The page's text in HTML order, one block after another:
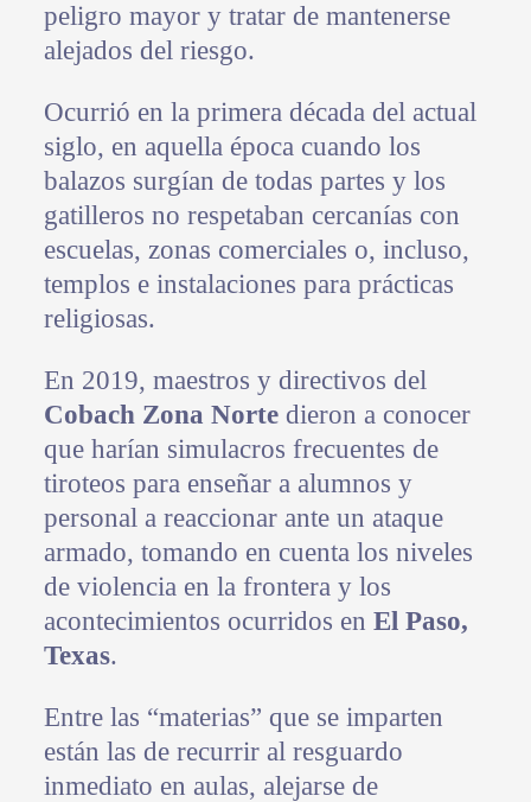
peligro mayor y tratar de mantenerse
alejados del riesgo.
Ocurrió en la primera década del actual
siglo, en aquella época cuando los
balazos surgían de todas partes y los
gatilleros no respetaban cercanías con
escuelas, zonas comerciales o, incluso,
templos e instalaciones para prácticas
religiosas.
En 2019, maestros y directivos del
Cobach Zona Nortedieron a conocer
que harían simulacros frecuentes de
tiroteos para enseñar a alumnos y
personal a reaccionar ante un ataque
armado, tomando en cuenta los niveles
de violencia en la frontera y los
acontecimientos ocurridos en El Paso,
Texas.
Entre las “materias” que se imparten
están las de recurrir al resguardo
inmediato en aulas, alejarse de